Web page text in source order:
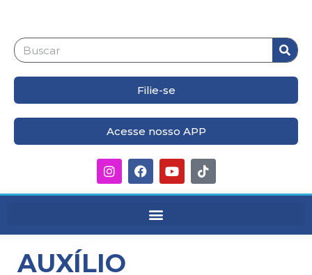
Filie-se
Acesse nosso APP
AUXÍLIO